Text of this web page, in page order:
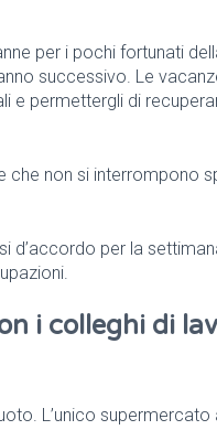
per i pochi fortunati
successivo. Le
e permettergli di
che non si interrompono
per la
i colleghi di
L’unico